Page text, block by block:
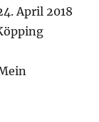
April 2018